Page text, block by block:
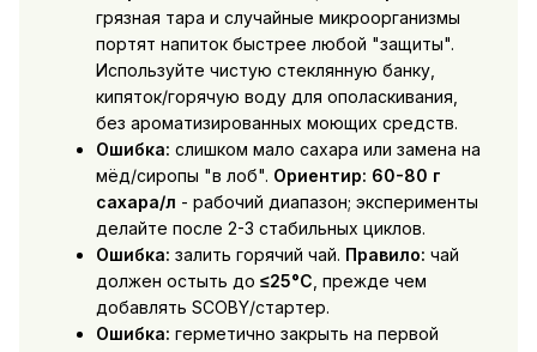
грязная тара и случайные микроорганизмы
портят напиток быстрее любой "защиты".
Используйте чистую стеклянную банку,
кипяток/горячую воду для ополаскивания,
без ароматизированных моющих средств.
Ошибка: слишком мало сахара или замена на
мёд/сиропы "в лоб". Ориентир: 60-80 г
сахара/л - рабочий диапазон; эксперименты
делайте после 2-3 стабильных циклов.
Ошибка: залить горячий чай. Правило: чай
должен остыть до ≤25°C , прежде чем
добавлять SCOBY/стартер.
Ошибка: герметично закрыть на первой